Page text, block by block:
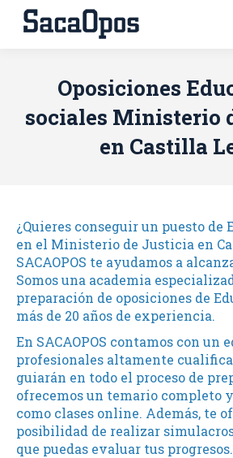
Oposiciones
sociales Ministerio
en Castilla
¿Quieres conseguir un puesto de
en el Ministerio de Justicia en
SACAOPOS te ayudamos a
Somos una academia
preparación de oposiciones de
más de 20 años de experiencia.
En SACAOPOS contamos con un
profesionales altamente
guiarán en todo el proceso de
ofrecemos un temario completo
como clases online. Además, te
posibilidad de realizar
que puedas evaluar tus progresos.